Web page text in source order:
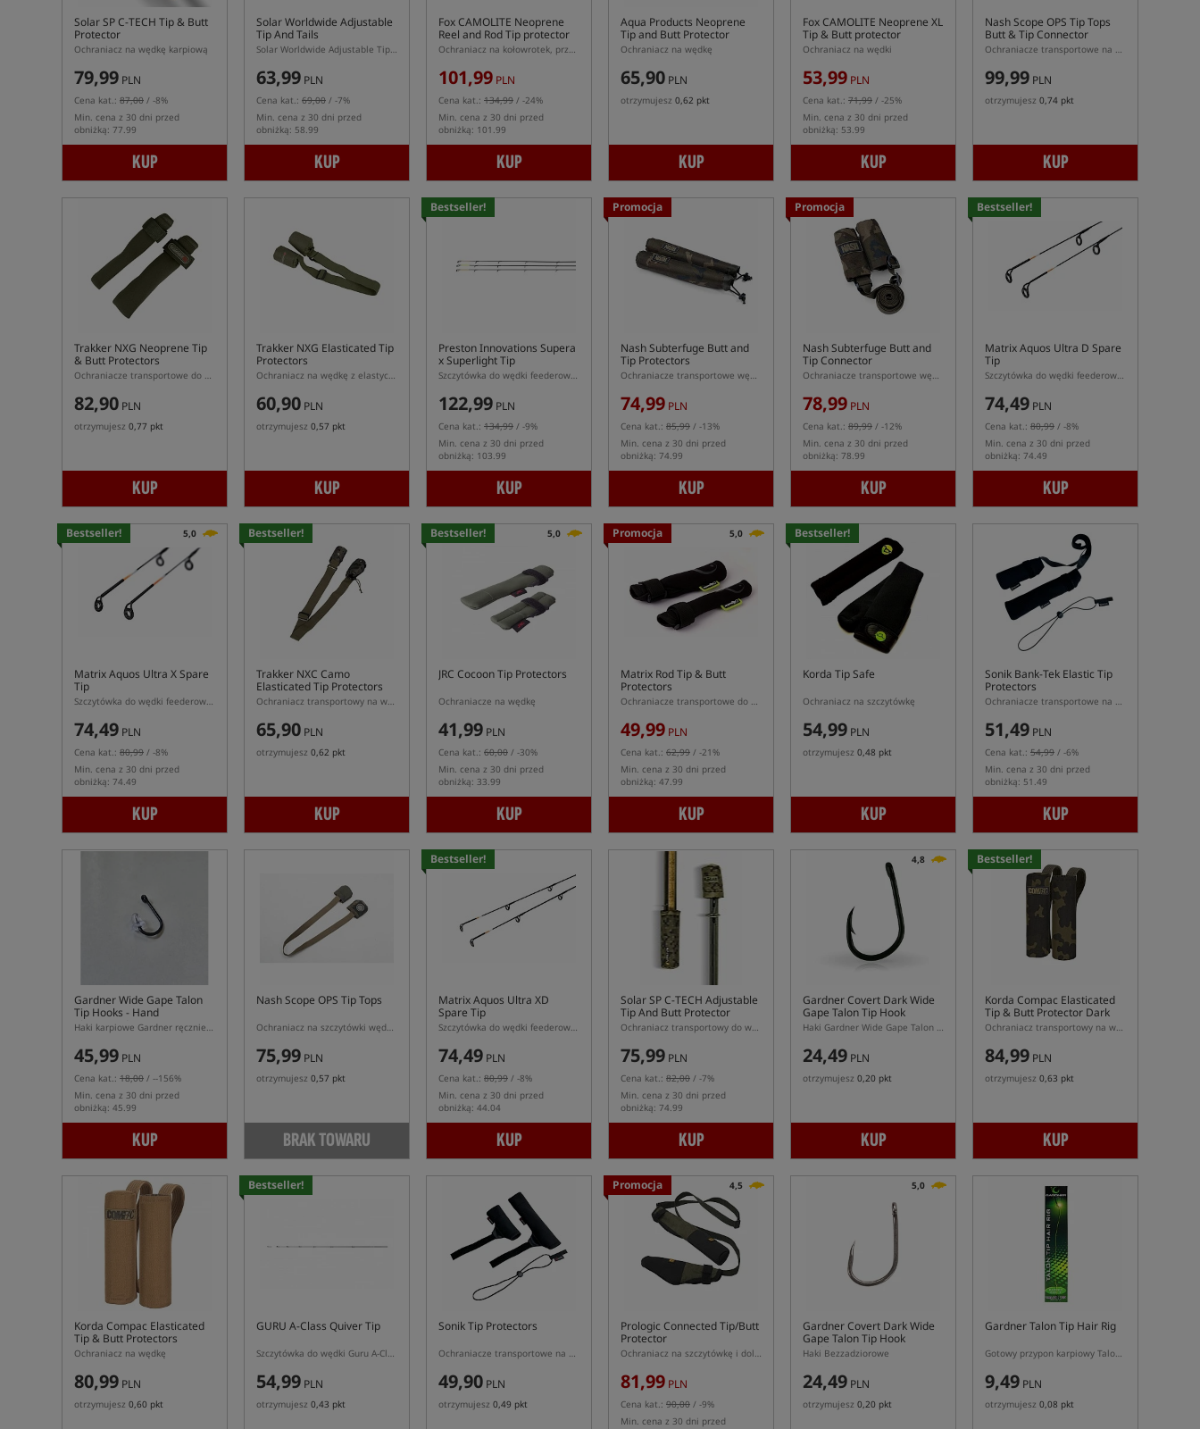
Solar SP C-TECH Tip & Butt
Protector
Ochraniacz na wędkę karpiową
79,99 PLN
Cena kat.: 87,00 / -8%
Min. cena z 30 dni przed
obniżką: 77.99
KUP
Solar Worldwide Adjustable
Tip And Tails
Solar Worldwide Adjustable Tip And Tails – ochraniacze szczytówki i dolnika wędki
63,99 PLN
Cena kat.: 69,00 / -7%
Min. cena z 30 dni przed
obniżką: 58.99
KUP
Fox CAMOLITE Neoprene
Reel and Rod Tip protector
Ochraniacz na kołowrotek, przelotki i dolnik
101,99 PLN
Cena kat.: 134,99 / -24%
Min. cena z 30 dni przed
obniżką: 101.99
KUP
Aqua Products Neoprene
Tip and Butt Protector
Ochraniacz na wędkę
65,90 PLN
otrzymujesz 0,62 pkt
KUP
Fox CAMOLITE Neoprene XL
Tip & Butt protector
Ochraniacz na wędki
53,99 PLN
Cena kat.: 71,99 / -25%
Min. cena z 30 dni przed
obniżką: 53.99
KUP
Nash Scope OPS Tip Tops
Butt & Tip Connector
Ochraniacze transportowe na wędki
99,99 PLN
otrzymujesz 0,74 pkt
KUP
Trakker NXG Neoprene Tip
& Butt Protectors
Ochraniacze transportowe do wędki karpiowej
82,90 PLN
otrzymujesz 0,77 pkt
KUP
Trakker NXG Elasticated Tip
Protectors
Ochraniacz na wędkę z elastyczną opaską
60,90 PLN
otrzymujesz 0,57 pkt
KUP
Bestseller!
Preston Innovations Supera
x Superlight Tip
Szczytówka do wędki feederowej Supera X Superlight
122,99 PLN
Cena kat.: 134,99 / -9%
Min. cena z 30 dni przed
obniżką: 103.99
KUP
Promocja
Nash Subterfuge Butt and
Tip Protectors
Ochraniacze transportowe wędki
74,99 PLN
Cena kat.: 85,99 / -13%
Min. cena z 30 dni przed
obniżką: 74.99
KUP
Promocja
Nash Subterfuge Butt and
Tip Connector
Ochraniacze transportowe wędki z elastycznym pasem napinającym
78,99 PLN
Cena kat.: 89,99 / -12%
Min. cena z 30 dni przed
obniżką: 78.99
KUP
Bestseller!
Matrix Aquos Ultra D Spare
Tip
Szczytówka do wędki feederowej Matrix Aquos Ultra D
74,49 PLN
Cena kat.: 80,99 / -8%
Min. cena z 30 dni przed
obniżką: 74.49
KUP
Bestseller! 5,0
Matrix Aquos Ultra X Spare
Tip
Szczytówka do wędki feederowej Matrix Aquos Ultra X
74,49 PLN
Cena kat.: 80,99 / -8%
Min. cena z 30 dni przed
obniżką: 74.49
KUP
Bestseller!
Trakker NXC Camo
Elasticated Tip Protectors
Ochraniacz transportowy na wędkę
65,90 PLN
otrzymujesz 0,62 pkt
KUP
Bestseller! 5,0
JRC Cocoon Tip Protectors
Ochraniacze na wędkę
41,99 PLN
Cena kat.: 60,00 / -30%
Min. cena z 30 dni przed
obniżką: 33.99
KUP
Promocja 5,0
Matrix Rod Tip & Butt
Protectors
Ochraniacze transportowe do wędki
49,99 PLN
Cena kat.: 62,99 / -21%
Min. cena z 30 dni przed
obniżką: 47.99
KUP
Bestseller!
Korda Tip Safe
Ochraniacz na szczytówkę
54,99 PLN
otrzymujesz 0,48 pkt
KUP
Sonik Bank-Tek Elastic Tip
Protectors
Ochraniacze transportowe na wędkę
51,49 PLN
Cena kat.: 54,99 / -6%
Min. cena z 30 dni przed
obniżką: 51.49
KUP
Gardner Wide Gape Talon
Tip Hooks - Hand
Sharpened
Haki karpiowe Gardner ręcznie ostrzone
45,99 PLN
Cena kat.: 18,00 / --156%
Min. cena z 30 dni przed
obniżką: 45.99
KUP
Nash Scope OPS Tip Tops
Ochraniacz na szczytówki wędek Scope
75,99 PLN
otrzymujesz 0,57 pkt
BRAK TOWARU
Bestseller!
Matrix Aquos Ultra XD
Spare Tip
Szczytówka do wędki feederowej Matrix Aquos Ultra XD
74,49 PLN
Cena kat.: 80,99 / -8%
Min. cena z 30 dni przed
obniżką: 44.04
KUP
Solar SP C-TECH Adjustable
Tip And Butt Protector
Ochraniacz transportowy do wędki karpiowej
75,99 PLN
Cena kat.: 82,00 / -7%
Min. cena z 30 dni przed
obniżką: 74.99
KUP
4,8
Gardner Covert Dark Wide
Gape Talon Tip Hook
Haki Gardner Wide Gape Talon Tip
24,49 PLN
otrzymujesz 0,20 pkt
KUP
Bestseller!
Korda Compac Elasticated
Tip & Butt Protector Dark
Kamo
Ochraniacz transportowy na wędkę Korda w kolorze Dark Kamo
84,99 PLN
otrzymujesz 0,63 pkt
KUP
Korda Compac Elasticated
Tip & Butt Protectors
Ochraniacz na wędkę
80,99 PLN
otrzymujesz 0,60 pkt
Bestseller!
GURU A-Class Quiver Tip
Szczytówka do wędki Guru A-Class
54,99 PLN
otrzymujesz 0,43 pkt
Sonik Tip Protectors
Ochraniacze transportowe na wędki
49,90 PLN
otrzymujesz 0,49 pkt
Promocja 4,5
Prologic Connected Tip/Butt
Protector
Ochraniacz na szczytówkę i dolnik
81,99 PLN
Cena kat.: 90,00 / -9%
Min. cena z 30 dni przed
5,0
Gardner Covert Dark Wide
Gape Talon Tip Hook
Barbless
Haki Bezzadziorowe
24,49 PLN
otrzymujesz 0,20 pkt
Gardner Talon Tip Hair Rig
Gotowy przypon karpiowy Talon Tip Hair Rig
9,49 PLN
otrzymujesz 0,08 pkt